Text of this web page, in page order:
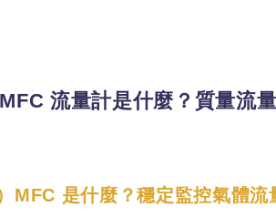
流量計是什麼？質量流
MFC 是什麼？穩定監控氣體流